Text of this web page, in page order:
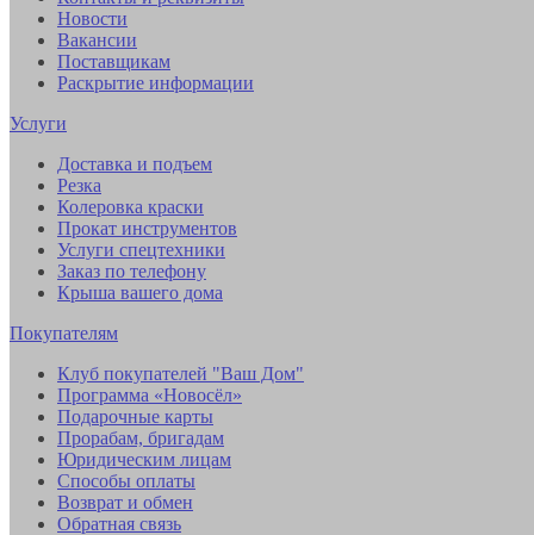
Новости
Вакансии
Поставщикам
Раскрытие информации
Услуги
Доставка и подъем
Резка
Колеровка краски
Прокат инструментов
Услуги спецтехники
Заказ по телефону
Крыша вашего дома
Покупателям
Клуб покупателей "Ваш Дом"
Программа «Новосёл»
Подарочные карты
Прорабам, бригадам
Юридическим лицам
Способы оплаты
Возврат и обмен
Обратная связь